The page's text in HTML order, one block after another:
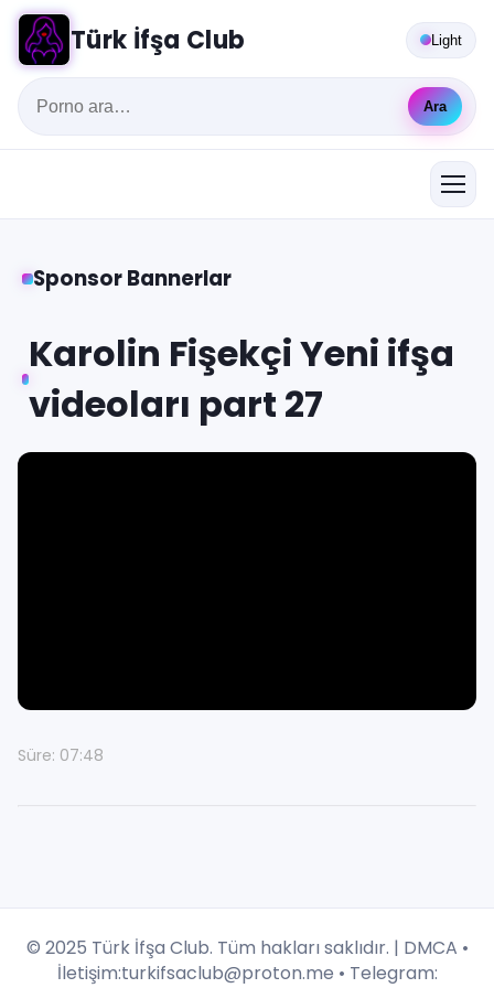
Türk İfşa Club
Ara
Light
Sponsor Bannerlar
Karolin Fişekçi Yeni ifşa
videoları part 27
Süre: 07:48
© 2025 Türk İfşa Club. Tüm hakları saklıdır. | DMCA •
İletişim:turkifsaclub@proton.me • Telegram: